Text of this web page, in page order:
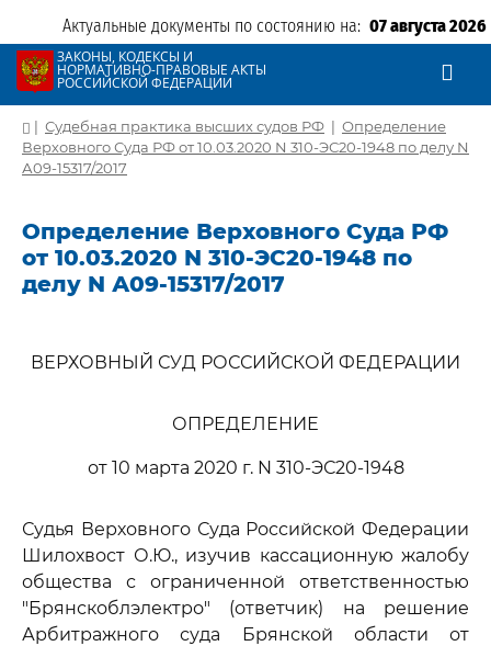
Актуальные документы по состоянию на: 07 августа 2026
ЗАКОНЫ, КОДЕКСЫ И
НОРМАТИВНО-ПРАВОВЫЕ АКТЫ
РОССИЙСКОЙ ФЕДЕРАЦИИ
| Судебная практика высших судов РФ | Определение
Верховного Суда РФ от 10.03.2020 N 310-ЭС20-1948 по делу N
А09-15317/2017
Определение Верховного Суда РФ
от 10.03.2020 N 310-ЭС20-1948 по
делу N А09-15317/2017
ВЕРХОВНЫЙ СУД РОССИЙСКОЙ ФЕДЕРАЦИИ
ОПРЕДЕЛЕНИЕ
от 10 марта 2020 г. N 310-ЭС20-1948
Судья Верховного Суда Российской Федерации
Шилохвост О.Ю., изучив кассационную жалобу
общества с ограниченной ответственностью
"Брянскоблэлектро" (ответчик) на решение
Арбитражного суда Брянской области от